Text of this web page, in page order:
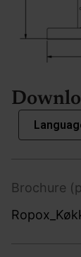
Brochure